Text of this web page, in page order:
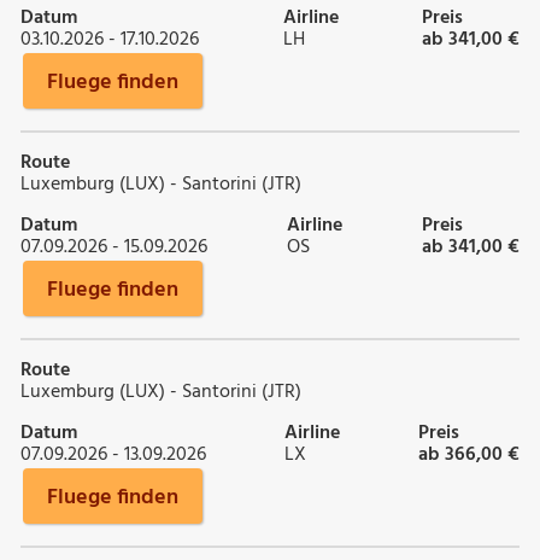
Datum
03.10.2026 - 17.10.2026
Airline
LH
Preis
ab 341,00 €
Fluege finden
Route
Luxemburg (LUX) - Santorini (JTR)
Datum
07.09.2026 - 15.09.2026
Airline
OS
Preis
ab 341,00 €
Fluege finden
Route
Luxemburg (LUX) - Santorini (JTR)
Datum
07.09.2026 - 13.09.2026
Airline
LX
Preis
ab 366,00 €
Fluege finden